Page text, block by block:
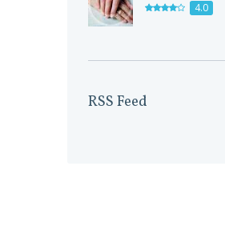
4.0
RSS Feed